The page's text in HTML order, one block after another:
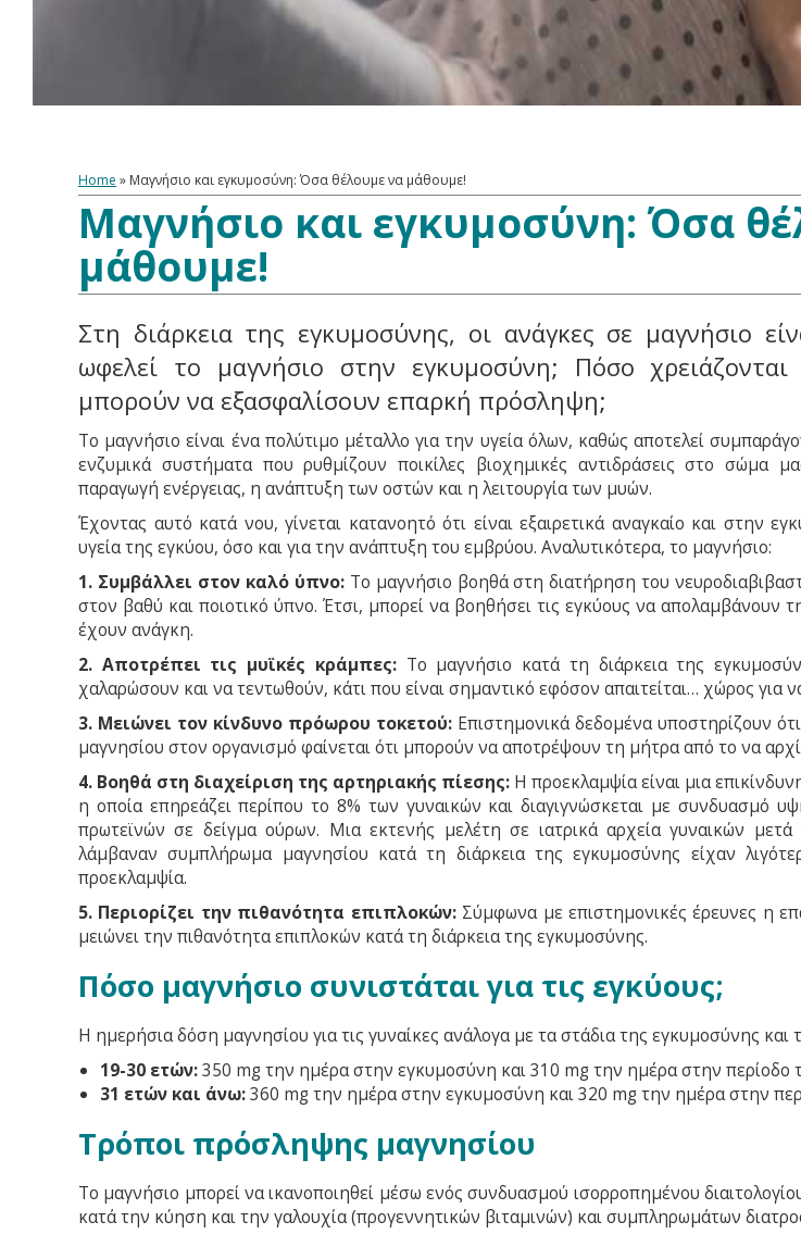
Home » Μαγνήσιο και εγκυμοσύνη: Όσα θέλουμε να μάθουμε!
Μαγνήσιο και εγκυμοσύνη: Όσα
μάθουμε!
Στη διάρκεια της εγκυμοσύνης, οι ανάγκες σε μαγνήσιο
ωφελεί το μαγνήσιο στην εγκυμοσύνη; Πόσο
μπορούν να εξασφαλίσουν επαρκή πρόσληψη;
Το μαγνήσιο είναι ένα πολύτιμο μέταλλο για την υγεία όλων, καθώς αποτελεί
ενζυμικά συστήματα που ρυθμίζουν ποικίλες βιοχημικές αντιδράσεις στο σώμα
παραγωγή ενέργειας, η ανάπτυξη των οστών και η λειτουργία των μυών.
Έχοντας αυτό κατά νου, γίνεται κατανοητό ότι είναι εξαιρετικά αναγκαίο και στην
υγεία της εγκύου, όσο και για την ανάπτυξη του εμβρύου. Αναλυτικότερα, το μαγνήσιο:
1. Συμβάλλει στον καλό ύπνο:Το μαγνήσιο βοηθά στη διατήρηση του
στον βαθύ και ποιοτικό ύπνο. Έτσι, μπορεί να βοηθήσει τις εγκύους να απολαμβάνουν
έχουν ανάγκη.
2. Αποτρέπει τις μυϊκές κράμπες:Το μαγνήσιο κατά τη διάρκεια της
χαλαρώσουν και να τεντωθούν, κάτι που είναι σημαντικό εφόσον απαιτείται… χώρος για
3. Μειώνει τον κίνδυνο πρόωρου τοκετού: Επιστημονικά δεδομένα υποστηρίζουν
μαγνησίου στον οργανισμό φαίνεται ότι μπορούν να αποτρέψουν τη μήτρα από το να
4. Βοηθά στη διαχείριση της αρτηριακής πίεσης: Η προεκλαμψία είναι μια
η οποία επηρεάζει περίπου το 8% των γυναικών και διαγιγνώσκεται με συνδυασμό
πρωτεϊνών σε δείγμα ούρων. Μια εκτενής μελέτη σε ιατρικά αρχεία γυναικών μετά
λάμβαναν συμπλήρωμα μαγνησίου κατά τη διάρκεια της εγκυμοσύνης είχαν
προεκλαμψία.
5. Περιορίζει την πιθανότητα επιπλοκών: Σύμφωνα με επιστημονικές έρευνες η
μειώνει την πιθανότητα επιπλοκών κατά τη διάρκεια της εγκυμοσύνης.
Πόσο μαγνήσιο συνιστάται για τις εγκύους;
Η ημερήσια δόση μαγνησίου για τις γυναίκες ανάλογα με τα στάδια της εγκυμοσύνης και
19-30 ετών:350 mg την ημέρα στην εγκυμοσύνη και 310 mg την ημέρα στην περίοδο
31 ετών και άνω:360 mg την ημέρα στην εγκυμοσύνη και 320 mg την ημέρα στην
Τρόποι πρόσληψης μαγνησίου
Το μαγνήσιο μπορεί να ικανοποιηθεί μέσω ενός συνδυασμού ισορροπημένου
κατά την κύηση και την γαλουχία (προγεννητικών βιταμινών) και συμπληρωμάτων